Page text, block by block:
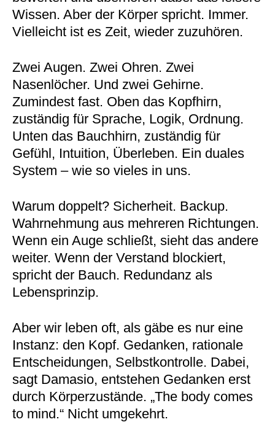
Wissen. Aber der Körper spricht. Immer.
Vielleicht ist es Zeit, wieder zuzuhören.
Zwei Augen. Zwei Ohren. Zwei
Nasenlöcher. Und zwei Gehirne.
Zumindest fast. Oben das Kopfhirn,
zuständig für Sprache, Logik, Ordnung.
Unten das Bauchhirn, zuständig für
Gefühl, Intuition, Überleben. Ein duales
System – wie so vieles in uns.
Warum doppelt? Sicherheit. Backup.
Wahrnehmung aus mehreren Richtungen.
Wenn ein Auge schließt, sieht das andere
weiter. Wenn der Verstand blockiert,
spricht der Bauch. Redundanz als
Lebensprinzip.
Aber wir leben oft, als gäbe es nur eine
Instanz: den Kopf. Gedanken, rationale
Entscheidungen, Selbstkontrolle. Dabei,
sagt Damasio, entstehen Gedanken erst
durch Körperzustände. „The body comes
to mind.“ Nicht umgekehrt.